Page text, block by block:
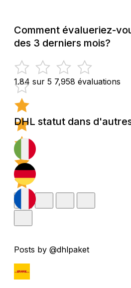
Comment évalueriez-
des 3 derniers mois?
1.84 sur 5 7,958 évaluations
DHL statut dans
Posts by @dhlpaket